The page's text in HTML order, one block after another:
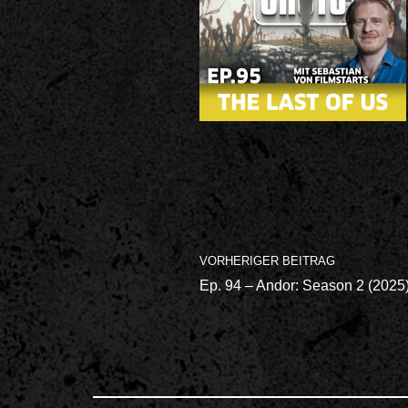
VORHERIGER BEITRAG
Ep. 94 – Andor: Season 2